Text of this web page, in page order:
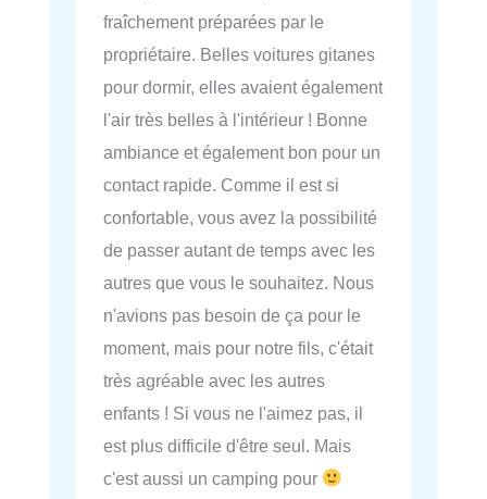
fraîchement préparées par le
propriétaire. Belles voitures gitanes
pour dormir, elles avaient également
l'air très belles à l'intérieur ! Bonne
ambiance et également bon pour un
contact rapide. Comme il est si
confortable, vous avez la possibilité
de passer autant de temps avec les
autres que vous le souhaitez. Nous
n'avions pas besoin de ça pour le
moment, mais pour notre fils, c'était
très agréable avec les autres
enfants ! Si vous ne l'aimez pas, il
est plus difficile d'être seul. Mais
c'est aussi un camping pour